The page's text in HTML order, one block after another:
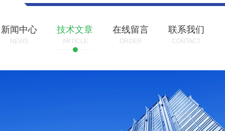
新闻中心
NEWS
技术文章
ARTICLE
在线留言
ORDER
联系我们
CONTACT